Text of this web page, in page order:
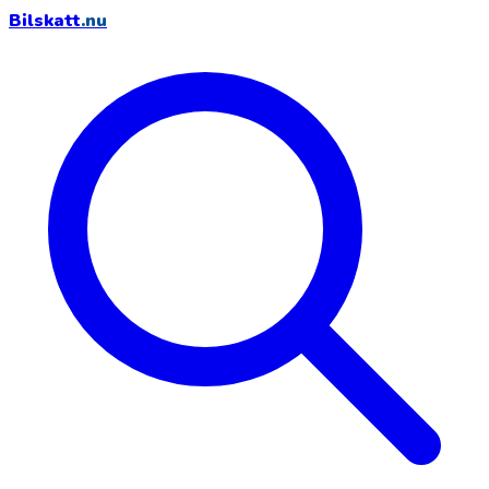
Bilskatt.nu